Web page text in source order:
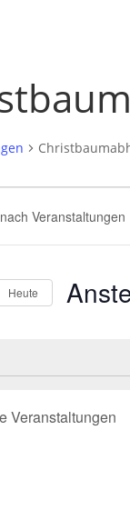
Heute
Veranstaltungen